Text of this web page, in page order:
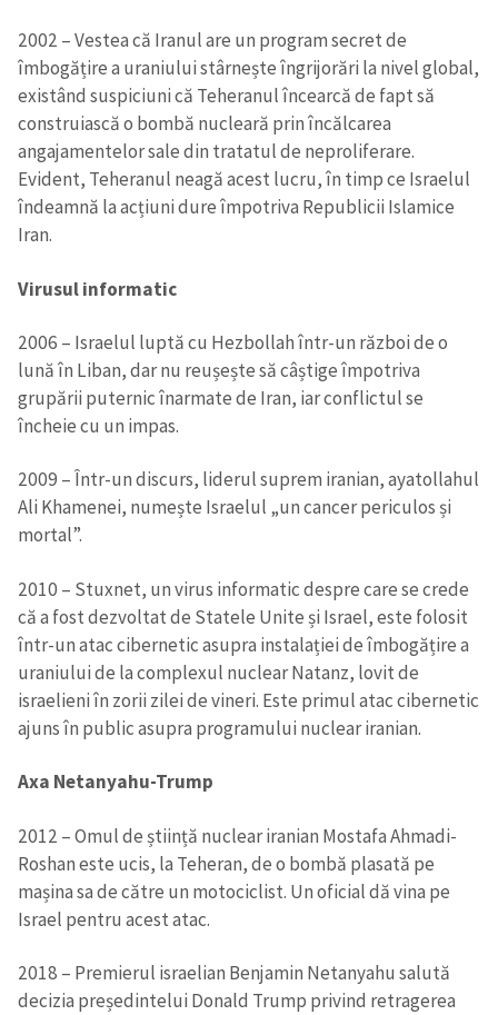
2002 – Vestea că Iranul are un program secret de
îmbogățire a uraniului stârnește îngrijorări la nivel global,
existând suspiciuni că Teheranul încearcă de fapt să
construiască o bombă nucleară prin încălcarea
angajamentelor sale din tratatul de neproliferare.
Evident, Teheranul neagă acest lucru, în timp ce Israelul
îndeamnă la acțiuni dure împotriva Republicii Islamice
Iran.
Virusul informatic
2006 – Israelul luptă cu Hezbollah într-un război de o
lună în Liban, dar nu reușește să câștige împotriva
grupării puternic înarmate de Iran, iar conflictul se
încheie cu un impas.
2009 – Într-un discurs, liderul suprem iranian, ayatollahul
Ali Khamenei, numește Israelul „un cancer periculos și
mortal”.
2010 – Stuxnet, un virus informatic despre care se crede
că a fost dezvoltat de Statele Unite și Israel, este folosit
într-un atac cibernetic asupra instalației de îmbogățire a
uraniului de la complexul nuclear Natanz, lovit de
israelieni în zorii zilei de vineri. Este primul atac cibernetic
ajuns în public asupra programului nuclear iranian.
Axa Netanyahu-Trump
2012 – Omul de știință nuclear iranian Mostafa Ahmadi-
Roshan este ucis, la Teheran, de o bombă plasată pe
mașina sa de către un motociclist. Un oficial dă vina pe
Israel pentru acest atac.
2018 – Premierul israelian Benjamin Netanyahu salută
decizia președintelui Donald Trump privind retragerea